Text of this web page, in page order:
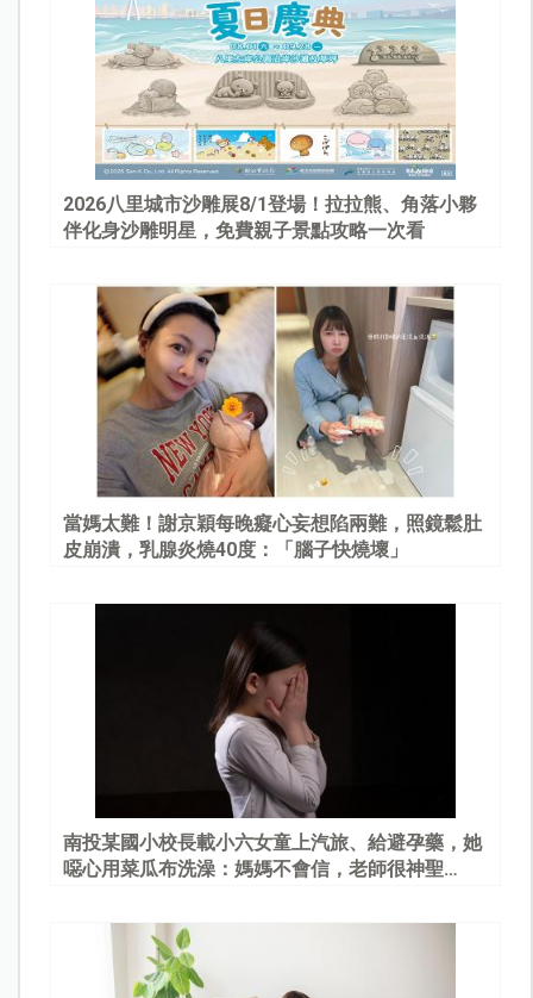
2026八里城市沙雕展8/1登場！拉拉熊、角落小夥
伴化身沙雕明星，免費親子景點攻略一次看
當媽太難！謝京穎每晚癡心妄想陷兩難，照鏡鬆肚
皮崩潰，乳腺炎燒40度：「腦子快燒壞」
南投某國小校長載小六女童上汽旅、給避孕藥，她
噁心用菜瓜布洗澡：媽媽不會信，老師很神聖…